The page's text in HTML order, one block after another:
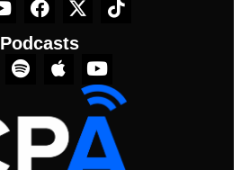
Podcasts